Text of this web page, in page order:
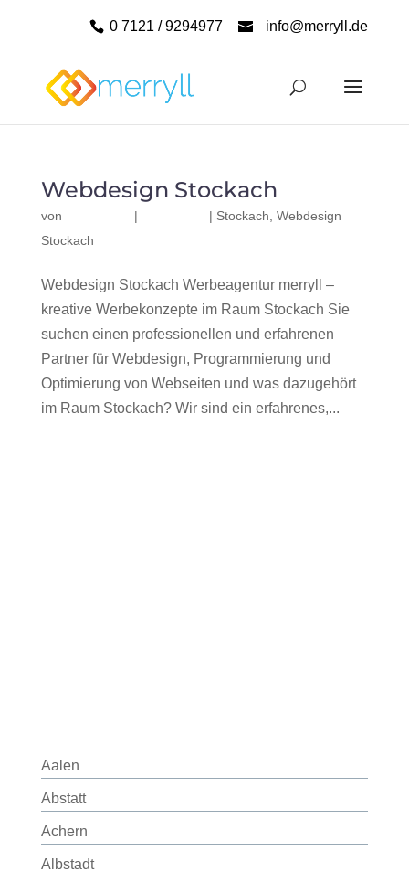
0 7121 / 9294977 info@merryll.de
Webdesign Stockach
von | | Stockach Webdesign
Stockach
Webdesign Stockach Werbeagentur merryll –
kreative Werbekonzepte im Raum Stockach Sie
suchen einen professionellen und erfahrenen
Partner für Webdesign, Programmierung und
Optimierung von Webseiten und was dazugehört
im Raum Stockach? Wir sind ein erfahrenes,...
Aalen
Abstatt
Achern
Albstadt